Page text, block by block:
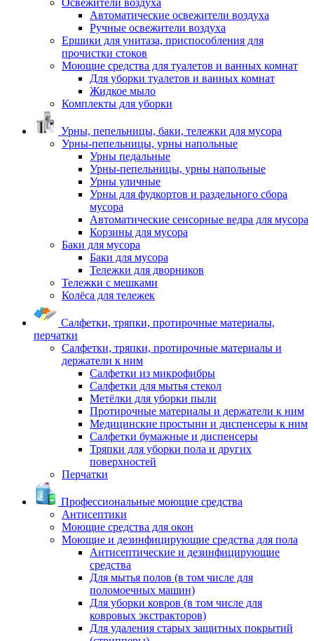
Освежители воздуха
Автоматические освежители воздуха
Ручные освежители воздуха
Ершики для унитаза, приспособления для
прочистки стоков
Моющие средства для туалетов и ванных комнат
Для уборки туалетов и ванных комнат
Жидкое мыло
Комплекты для уборки
Урны, пепельницы, баки, тележки для мусора
Урны-пепельницы, урны напольные
Урны педальные
Урны-пепельницы, урны напольные
Урны уличные
Урны для фудкортов и раздельного сбора
мусора
Автоматические сенсорные ведра для мусора
Корзины для мусора
Баки для мусора
Баки для мусора
Тележки для дворников
Тележки с мешками
Колёса для тележек
Салфетки, тряпки, протирочные материалы,
перчатки
Салфетки, тряпки, протирочные материалы и
держатели к ним
Салфетки из микрофибры
Салфетки для мытья стекол
Метёлки для уборки пыли
Протирочные материалы и держатели к ним
Медицинские простыни и диспенсеры к ним
Салфетки бумажные и диспенсеры
Тряпки для уборки пола и других
поверхностей
Перчатки
Профессиональные моющие средства
Антисептики
Моющие средства для окон
Моющие и дезинфицирующие средства для пола
Антисептические и дезинфицирующие
средства
Для мытья полов (в том числе для
поломоечных машин)
Для уборки ковров (в том числе для
ковровых экстракторов)
Для удаления старых защитных покрытий